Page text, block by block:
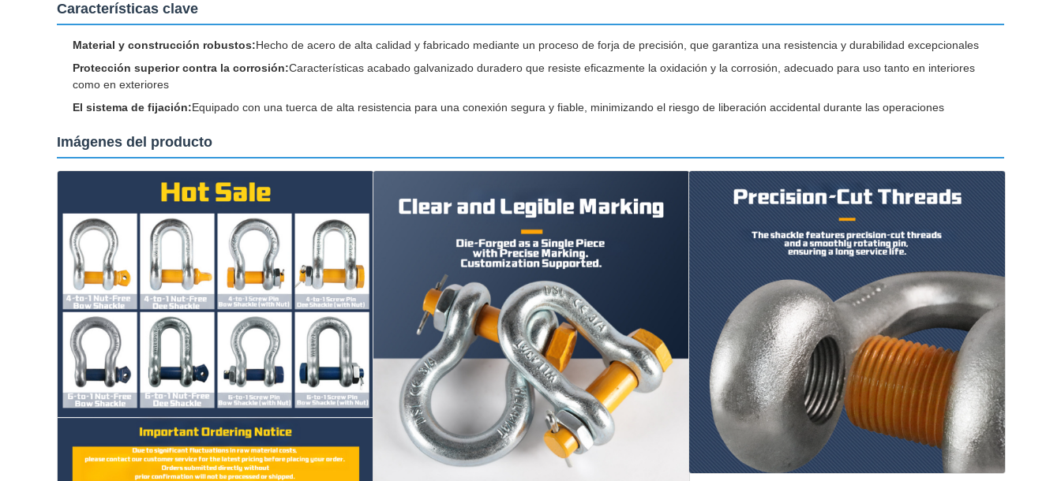
Características clave
Material y construcción robustos:Hecho de acero de alta calidad y fabricado mediante un proceso de forja de precisión, que garantiza una resistencia y durabilidad excepcionales
Protección superior contra la corrosión:Características acabado galvanizado duradero que resiste eficazmente la oxidación y la corrosión, adecuado para uso tanto en interiores
como en exteriores
El sistema de fijación:Equipado con una tuerca de alta resistencia para una conexión segura y fiable, minimizando el riesgo de liberación accidental durante las operaciones
Imágenes del producto